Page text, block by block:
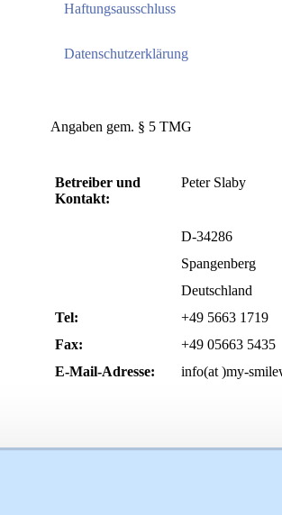
Haftungsausschluss
Datenschutzerklärung
Angaben gem. § 5 TMG
Betreiber und
Kontakt:
Peter Slaby
D-34286
Spangenberg
Deutschland
Tel:
+49 5663 1719
Fax:
+49 05663 5435
E-Mail-Adresse:
info(at )my-